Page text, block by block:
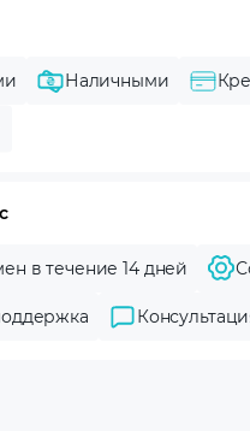
Наличными
в течение 14 дней